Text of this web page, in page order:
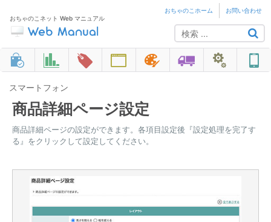
おちゃのこネット Web マニュアル
おちゃのこホーム お問い合わせ
スマートフォン
商品詳細ページ設定
商品詳細ページの設定ができます。各項目設定後『設定処理を完了す
る』をクリックして設定してください。